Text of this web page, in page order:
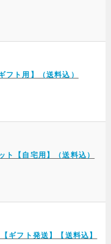
フト用】（送料込）
ト【自宅用】（送料込）
ギフト発送】【送料込】